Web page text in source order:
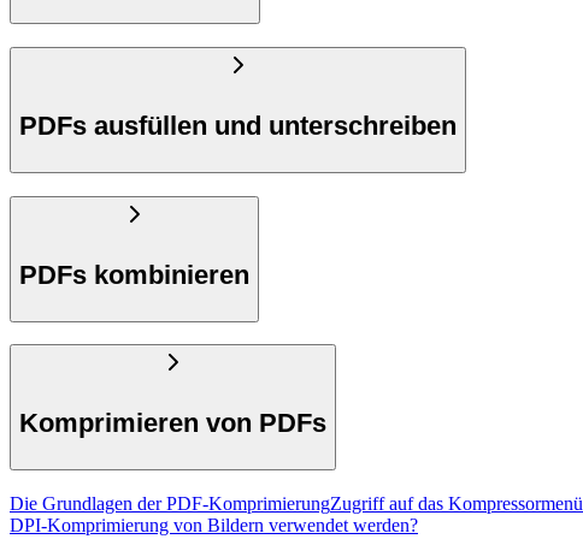
PDFs ausfüllen und unterschreiben
PDFs kombinieren
Komprimieren von PDFs
Die Grundlagen der PDF-KomprimierungZugriff auf das Kompressormenü
DPI-Komprimierung von Bildern verwendet werden?